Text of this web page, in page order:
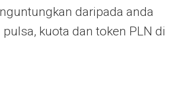
daripada anda
kuota dan token PLN di